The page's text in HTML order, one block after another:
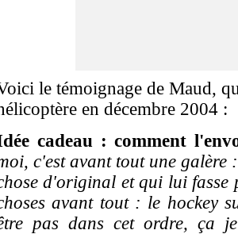
le témoignage de Maud,
en décembre 2004 :
cadeau : comment
c'est avant tout une
d'original et qui lui
avant tout : le hockey
pas dans cet ordre, ça